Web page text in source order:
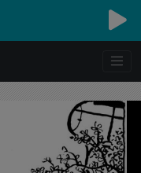
TITÃS - FLORES